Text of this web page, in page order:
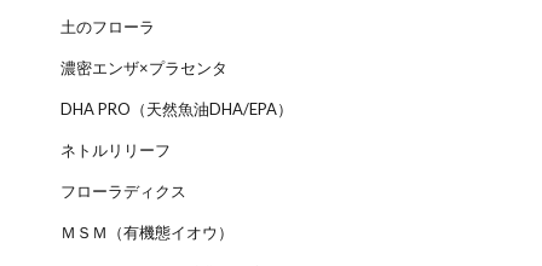
土のフローラ
濃密エンザ×プラセンタ
DHA PRO（天然魚油DHA/EPA）
ネトルリリーフ
フローラディクス
ＭＳＭ（有機態イオウ）